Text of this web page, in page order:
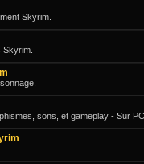
Skyrim.
sons, et gameplay - Sur